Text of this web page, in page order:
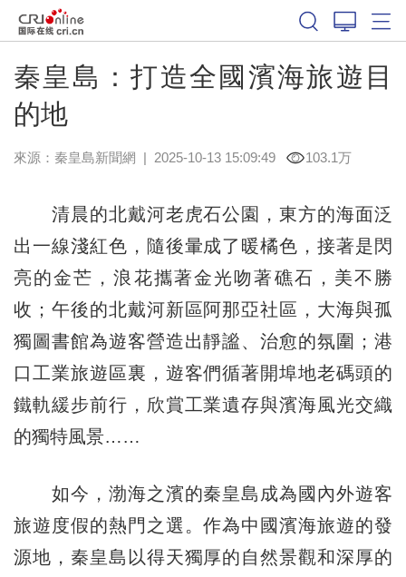
秦皇島：打造全國濱海旅遊目
的地
來源： 秦皇島新聞網 | 2025-10-13 15:09:49 103.1万
清晨的北戴河老虎石公園，東方的海面泛
出一線淺紅色，隨後暈成了暖橘色，接著是閃
亮的金芒，浪花攜著金光吻著礁石，美不勝
收；午後的北戴河新區阿那亞社區，大海與孤
獨圖書館為遊客營造出靜謐、治愈的氛圍；港
口工業旅遊區裏，遊客們循著開埠地老碼頭的
鐵軌緩步前行，欣賞工業遺存與濱海風光交織
的獨特風景……
如今，渤海之濱的秦皇島成為國內外遊客
旅遊度假的熱門之選。作為中國濱海旅遊的發
源地，秦皇島以得天獨厚的自然景觀和深厚的